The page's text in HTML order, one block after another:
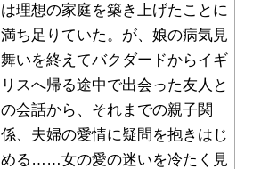
は理想の家庭を築き上げたことに
満ち足りていた。が、娘の病気見
舞いを終えてバクダードからイギ
リスへ帰る途中で出会った友人と
の会話から、それまでの親子関
係、夫婦の愛情に疑問を抱きはじ
める……女の愛の迷いを冷たく見